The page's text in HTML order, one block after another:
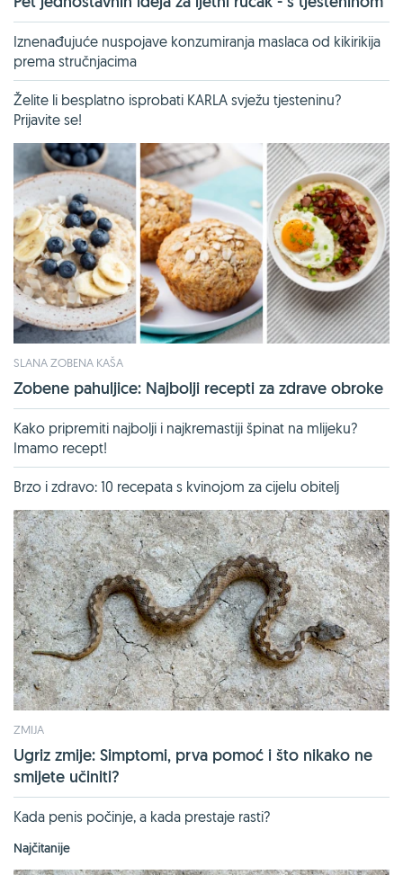
Iznenađujuće nuspojave konzumiranja maslaca od kikirikija
prema stručnjacima
Želite li besplatno isprobati KARLA svježu tjesteninu?
Prijavite se!
SLANA ZOBENA KAŠA
Zobene pahuljice: Najbolji recepti za zdrave obroke
Kako pripremiti najbolji i najkremastiji špinat na mlijeku?
Imamo recept!
Brzo i zdravo: 10 recepata s kvinojom za cijelu obitelj
ZMIJA
Ugriz zmije: Simptomi, prva pomoć i što nikako ne
smijete učiniti?
Kada penis počinje, a kada prestaje rasti?
Najčitanije